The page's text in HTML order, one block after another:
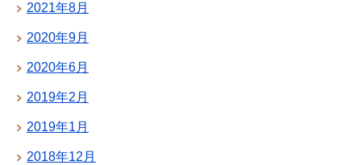
2021年8月
2020年9月
2020年6月
2019年2月
2019年1月
2018年12月